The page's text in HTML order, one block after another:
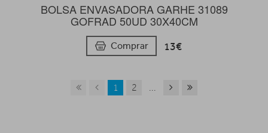
BOLSA ENVASADORA GARHE 31089
GOFRAD 50UD 30X40CM
Comprar 13€
1 2 ...